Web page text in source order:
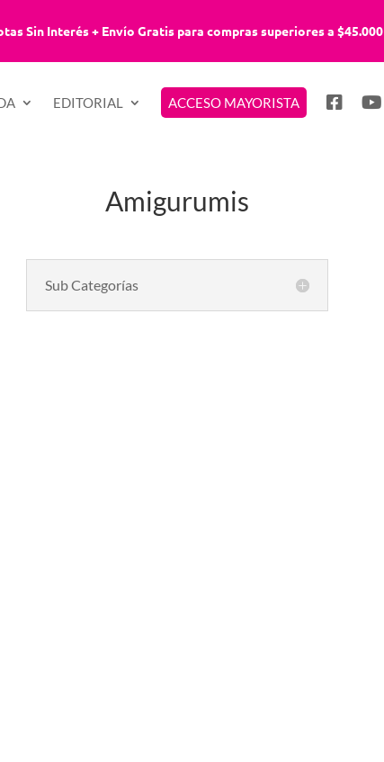
Sin Interés + Envío Gratis para compras superiores a $45.000
EDITORIAL ACCESO MAYORISTA
Amigurumis
Sub Categorías